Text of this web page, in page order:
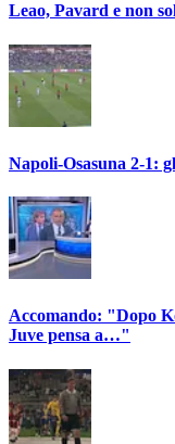
Leao, Pavard e non
Napoli-Osasuna 2-1:
Accomando: "Dopo
Juve pensa a…"